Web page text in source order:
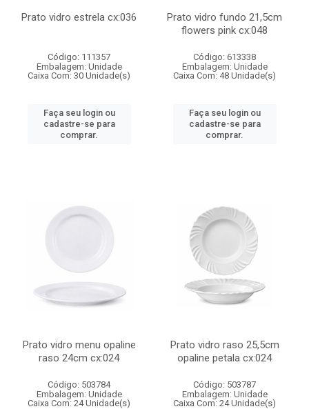
Prato vidro estrela cx:036
Código: 111357
Embalagem: Unidade
Caixa Com: 30 Unidade(s)
Faça seu login ou
cadastre-se para
comprar.
Prato vidro fundo 21,5cm
flowers pink cx:048
Código: 613338
Embalagem: Unidade
Caixa Com: 48 Unidade(s)
Faça seu login ou
cadastre-se para
comprar.
Prato vidro menu opaline
raso 24cm cx:024
Código: 503784
Embalagem: Unidade
Caixa Com: 24 Unidade(s)
Prato vidro raso 25,5cm
opaline petala cx:024
Código: 503787
Embalagem: Unidade
Caixa Com: 24 Unidade(s)